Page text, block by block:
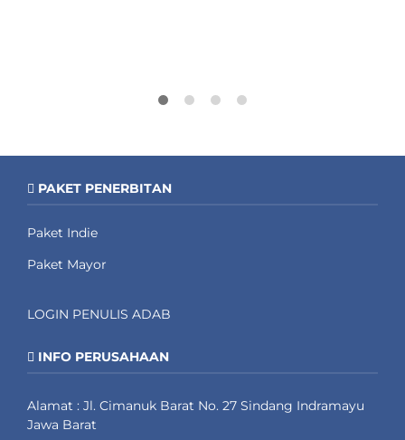
PAKET PENERBITAN
Paket Indie
Paket Mayor
LOGIN PENULIS ADAB
INFO PERUSAHAAN
Alamat : Jl. Cimanuk Barat No. 27 Sindang Indramayu
Jawa Barat